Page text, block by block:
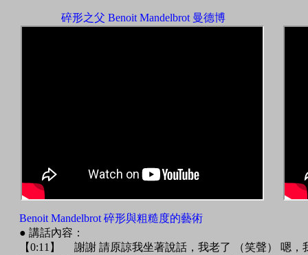
碎形之父 Benoit Mandelbrot 曼德博
Benoit Mandelbrot 碎形與粗糙度的藝術
● 講話內容：
【0:11】 謝謝 請原諒我坐著說話，我老了 （笑聲） 嗯